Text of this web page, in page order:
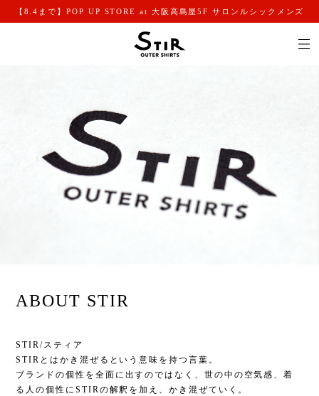
【8.4まで】POP UP STORE at 大阪高島屋5F サロンルシックメンズ
ABOUT STIR
STIR/スティア
STIRとはかき混ぜるという意味を持つ言葉。
ブランドの個性を全面に出すのではなく、世の中の空気感、着
る人の個性にSTIRの解釈を加え、かき混ぜていく。